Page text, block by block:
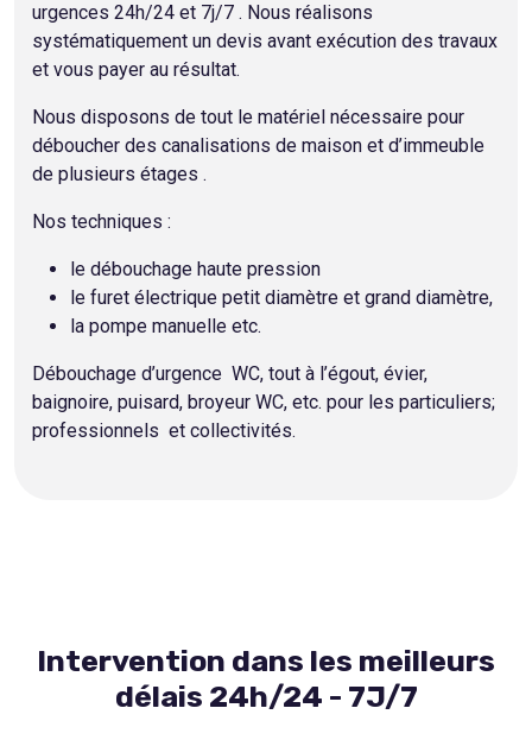
urgences 24h/24 et 7j/7 . Nous réalisons
systématiquement un devis avant exécution des travaux
et vous payer au résultat.
Nous disposons de tout le matériel nécessaire pour
déboucher des canalisations de maison et d’immeuble
de plusieurs étages .
Nos techniques :
le débouchage haute pression
le furet électrique petit diamètre et grand diamètre,
la pompe manuelle etc.
Débouchage d’urgence WC, tout à l’égout, évier,
baignoire, puisard, broyeur WC, etc. pour les particuliers;
professionnels et collectivités.
Intervention dans les meilleurs
délais 24h/24 - 7J/7